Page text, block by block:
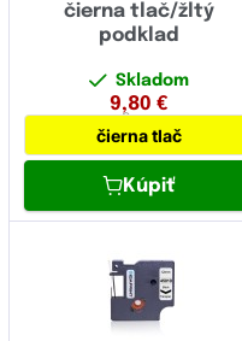
čierna tlač/žltý
podklad
Skladom
9,80 €
9 mm
čierna tlač
Kúpiť